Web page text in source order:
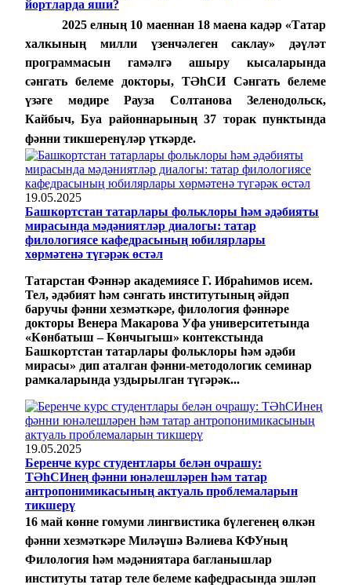
йортларда яши?
2025 елның 10 маеннан 18 маена кадәр «Татар
халкының милли үзенчәлегенсаклау» дәүләт
программасын гамәлгә ашыру кысаларында
сәнгать белеме докторы, ТӘһСИ Сәнгать белеме
үзәге мөдире Рауза Солтанова Зеленодольск,
Кайбыч, Буа районнарының 37 торак пунктында
фәнни тикшеренүләр үткәрде.
19.05.2025
Башкортстан татарлары фольклоры һәм әдәбияты
мирасында мәдәниятләр диалогы: татар
филологиясе кафедрасының юбилярлары
хөрмәтенә түгәрәк өстәл
Татарстан Фәннәр академиясе Г. Ибраһимов исем.
Тел, әдәбият һәм сәнгать институтының әйдәп
баручы фәнни хезмәткәре, филология фәннәре
докторы Венера Макарова Уфа университетында
«Көнбатыш – Көнчыгыш» контекстында
Башкортстан татарлары фольклоры һәм әдәби
мирасы» дип аталган фәнни-методологик семинар
рамкаларында уздырылган түгәрәк...
19.05.2025
Беренче курс студентлары белән очрашу:
ТӘһСИнең фәнни юнәлешләрен һәм татар
антропонимикасының актуаль проблемаларын
тикшерү
16 май көнне гомуми лингвистика бүлегенең өлкән
фәнни хезмәткәре Миләүшә Вәлиева КФУның
Филология һәм мәдәниятара багланышлар
институты татар теле белеме кафедрасында эшләп